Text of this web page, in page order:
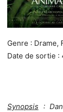
Genre : Drame,
Date de sortie :
Synopsis :